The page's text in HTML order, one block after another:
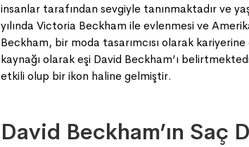
insanlar tarafından sevgiyle tanınmaktadır ve
yılında Victoria Beckham ile evlenmesi ve
Beckham, bir moda tasarımcısı olarak
kaynağı olarak eşi David Beckham’ı
etkili olup bir ikon haline gelmiştir.
David Beckham’ın Saç